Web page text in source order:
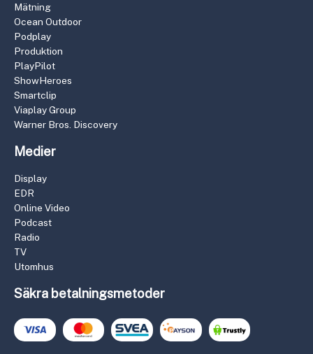
Mätning
Ocean Outdoor
Podplay
Produktion
PlayPilot
ShowHeroes
Smartclip
Viaplay Group
Warner Bros. Discovery
Medier
Display
EDR
Online Video
Podcast
Radio
TV
Utomhus
Säkra betalningsmetoder